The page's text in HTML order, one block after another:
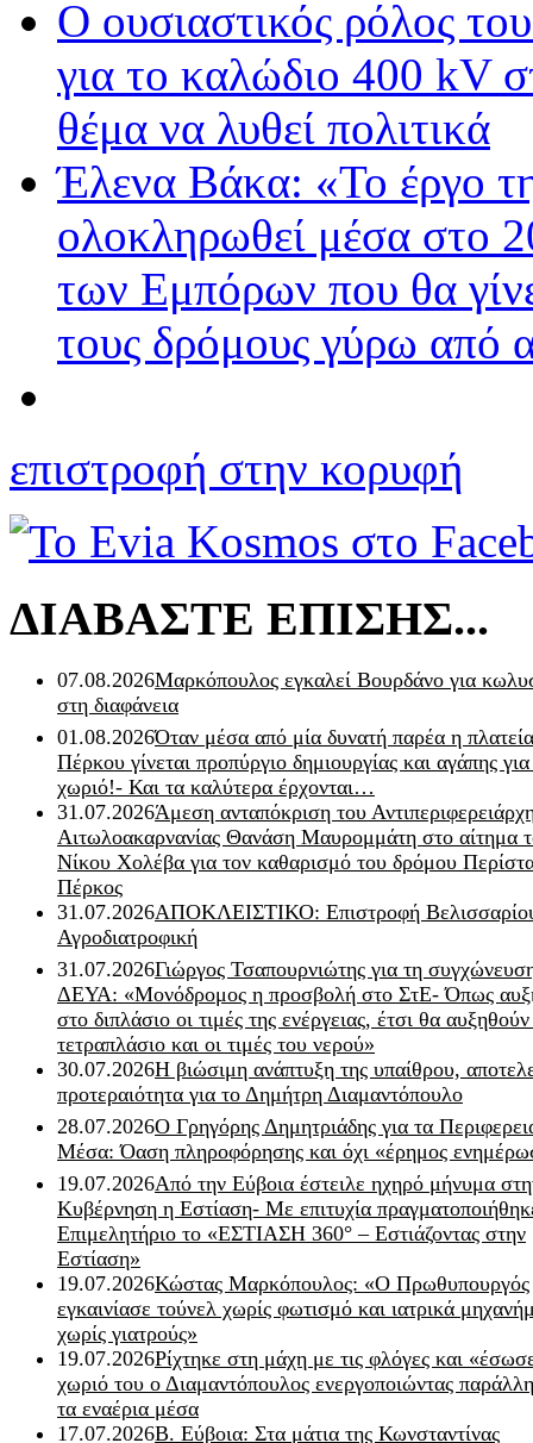
Ο ουσιαστικός ρόλος
για το καλώδιο 400 kV
θέμα να λυθεί πολιτικά
Έλενα Βάκα: «Το έργο
ολοκληρωθεί μέσα στο
των Εμπόρων που θα
τους δρόμους γύρω από
επιστροφή στην κορυφή
ΔΙΑΒΑΣΤΕ ΕΠΙΣΗΣ...
07.08.2026Μαρκόπουλος εγκαλεί Βουρδάνο για
στη διαφάνεια
01.08.2026Όταν μέσα από μία δυνατή παρέα η
Πέρκου γίνεται προπύργιο δημιουργίας και αγάπης
χωριό!- Και τα καλύτερα έρχονται…
31.07.2026Άμεση ανταπόκριση του
Αιτωλοακαρνανίας Θανάση Μαυρομμάτη στο αίτημα
Νίκου Χολέβα για τον καθαρισμό του δρόμου
Πέρκος
31.07.2026ΑΠΟΚΛΕΙΣΤΙΚΟ: Επιστροφή
Αγροδιατροφική
31.07.2026Γιώργος Τσαπουρνιώτης για τη
ΔΕΥΑ: «Μονόδρομος η προσβολή στο ΣτΕ- Όπως
στο διπλάσιο οι τιμές της ενέργειας, έτσι θα
τετραπλάσιο και οι τιμές του νερού»
30.07.2026Η βιώσιμη ανάπτυξη της υπαίθρου,
προτεραιότητα για το Δημήτρη Διαμαντόπουλο
28.07.2026Ο Γρηγόρης Δημητριάδης για τα
Μέσα: Όαση πληροφόρησης και όχι «έρημος
19.07.2026Από την Εύβοια έστειλε ηχηρό μήνυμα
Κυβέρνηση η Εστίαση- Με επιτυχία
Επιμελητήριο το «ΕΣΤΙΑΣΗ 360° – Εστιάζοντας στην
Εστίαση»
19.07.2026Κώστας Μαρκόπουλος: «Ο Πρωθυπουργός
εγκαινίασε τούνελ χωρίς φωτισμό και ιατρικά
χωρίς γιατρούς»
19.07.2026Ρίχτηκε στη μάχη με τις φλόγες και
χωριό του ο Διαμαντόπουλος ενεργοποιώντας
τα εναέρια μέσα
17.07.2026Β. Εύβοια: Στα μάτια της Κωνσταντίνας